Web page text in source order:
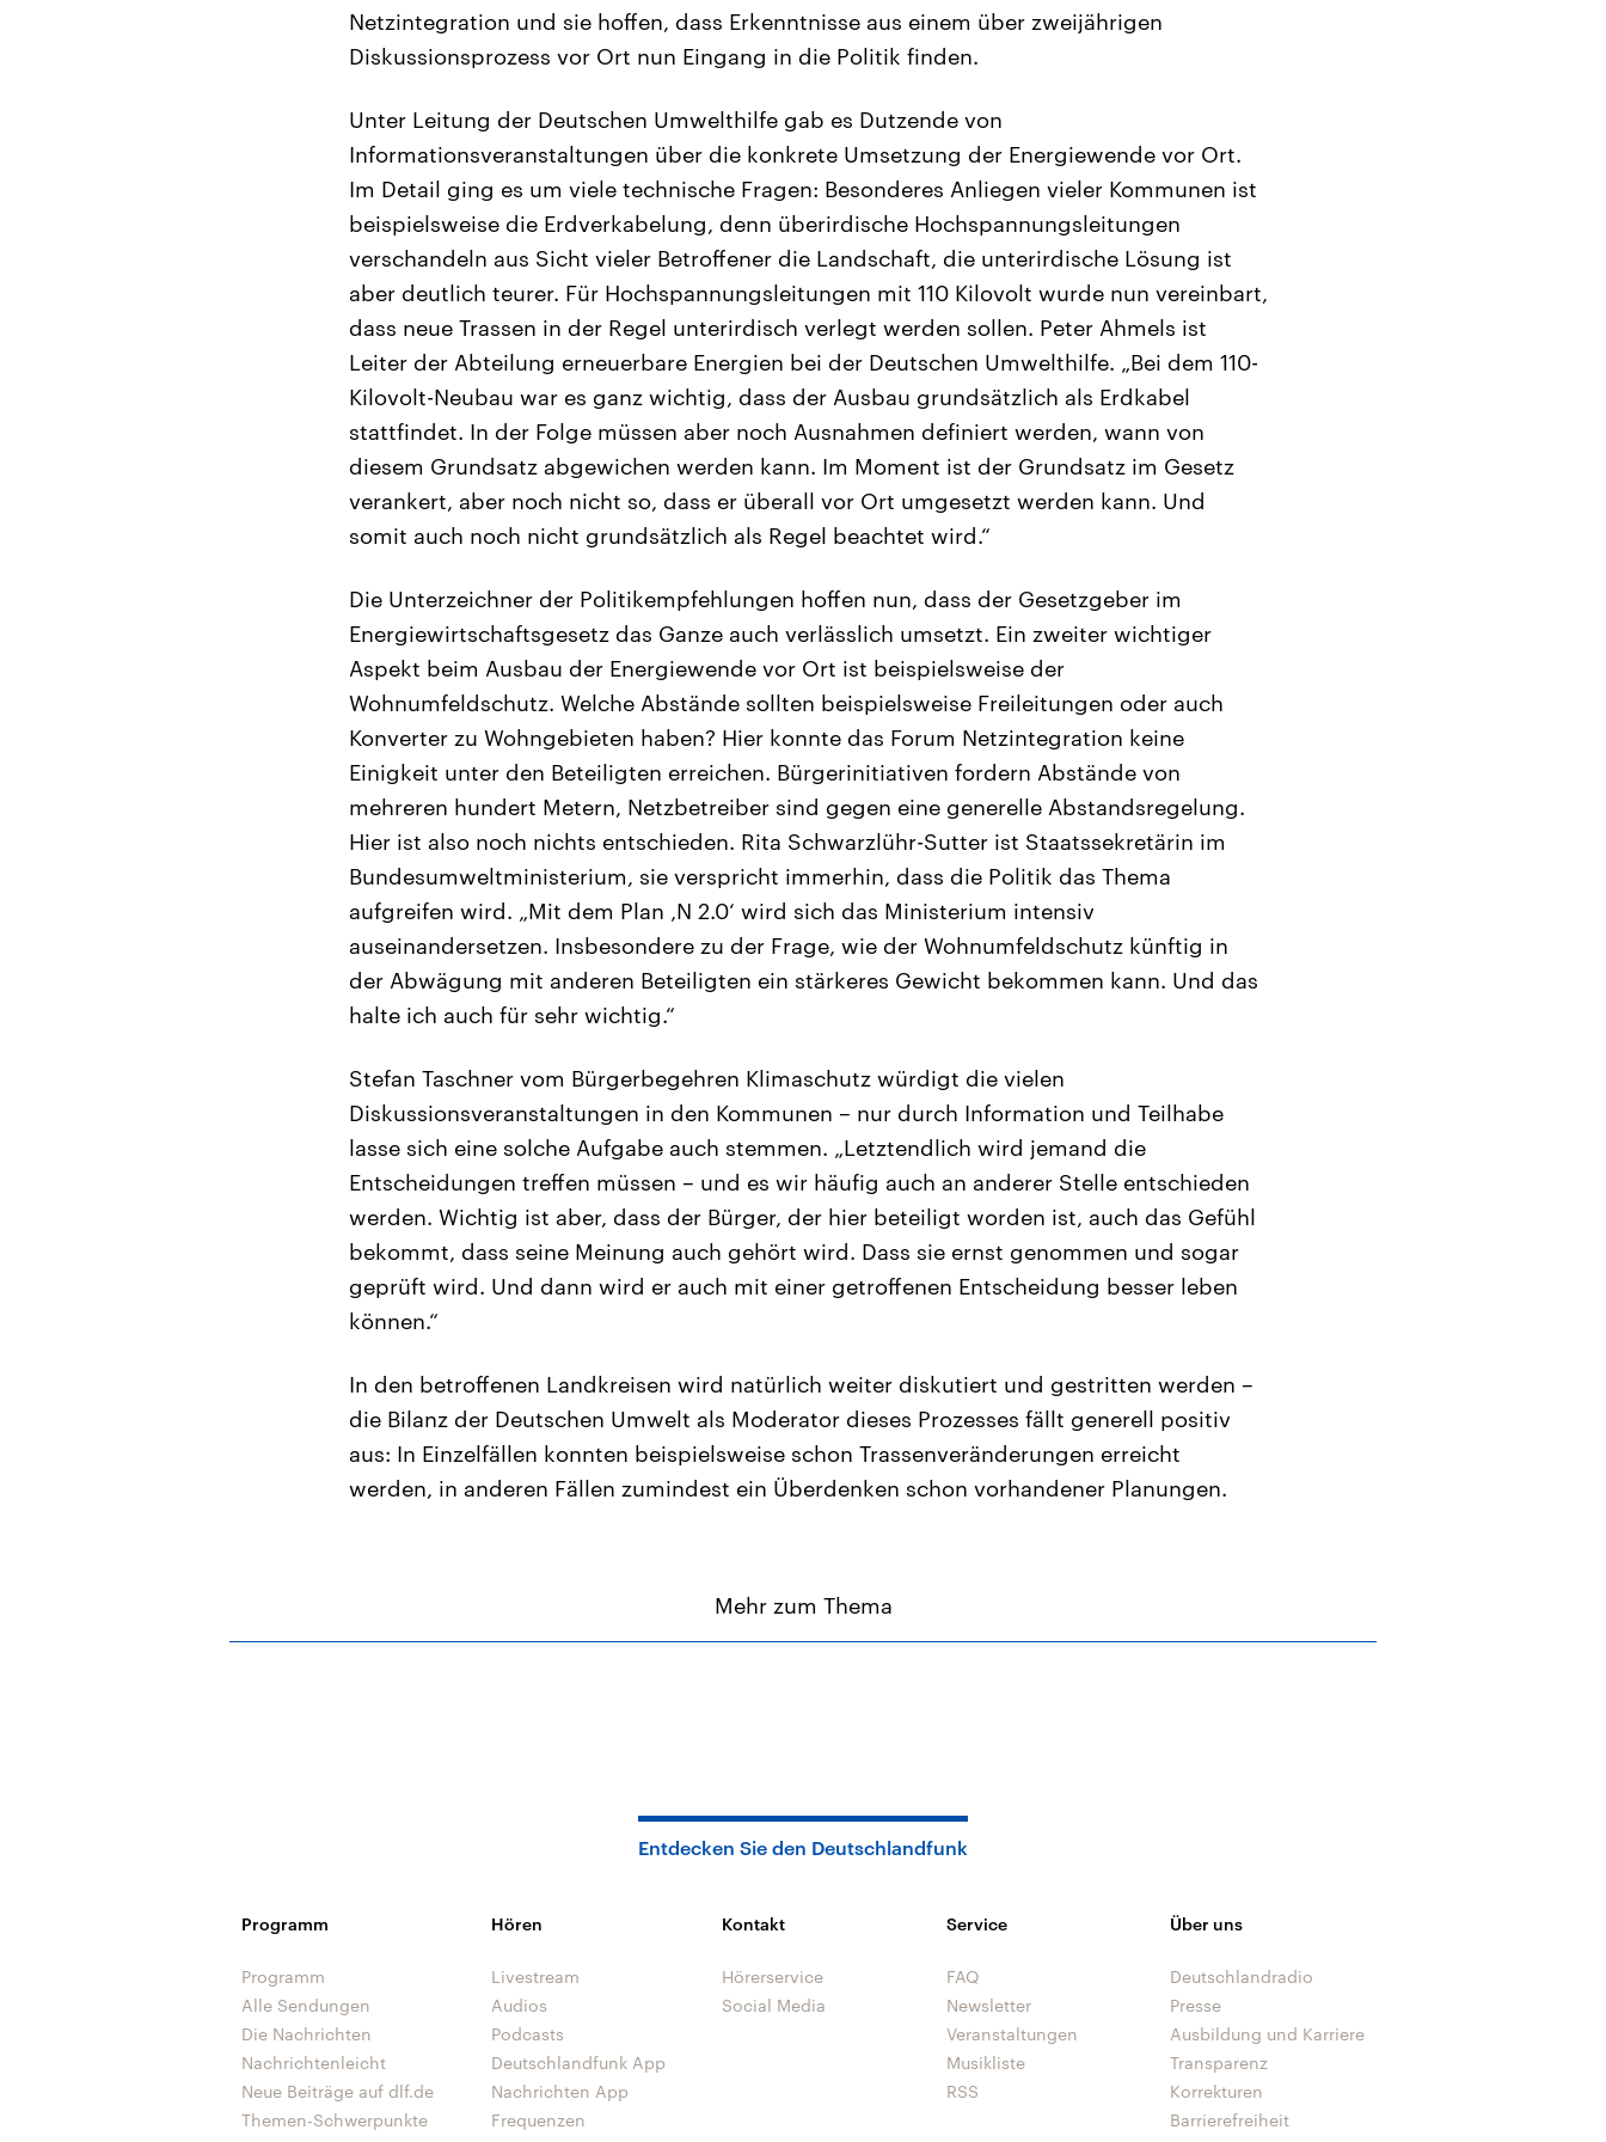
Netzintegration und sie hoffen, dass Erkenntnisse aus einem über zweijährigen
Diskussionsprozess vor Ort nun Eingang in die Politik finden.
Unter Leitung der Deutschen Umwelthilfe gab es Dutzende von
Informationsveranstaltungen über die konkrete Umsetzung der Energiewende vor Ort.
Im Detail ging es um viele technische Fragen: Besonderes Anliegen vieler Kommunen ist
beispielsweise die Erdverkabelung, denn überirdische Hochspannungsleitungen
verschandeln aus Sicht vieler Betroffener die Landschaft, die unterirdische Lösung ist
aber deutlich teurer. Für Hochspannungsleitungen mit 110 Kilovolt wurde nun vereinbart,
dass neue Trassen in der Regel unterirdisch verlegt werden sollen. Peter Ahmels ist
Leiter der Abteilung erneuerbare Energien bei der Deutschen Umwelthilfe. „Bei dem 110-
Kilovolt-Neubau war es ganz wichtig, dass der Ausbau grundsätzlich als Erdkabel
stattfindet. In der Folge müssen aber noch Ausnahmen definiert werden, wann von
diesem Grundsatz abgewichen werden kann. Im Moment ist der Grundsatz im Gesetz
verankert, aber noch nicht so, dass er überall vor Ort umgesetzt werden kann. Und
somit auch noch nicht grundsätzlich als Regel beachtet wird.“
Die Unterzeichner der Politikempfehlungen hoffen nun, dass der Gesetzgeber im
Energiewirtschaftsgesetz das Ganze auch verlässlich umsetzt. Ein zweiter wichtiger
Aspekt beim Ausbau der Energiewende vor Ort ist beispielsweise der
Wohnumfeldschutz. Welche Abstände sollten beispielsweise Freileitungen oder auch
Konverter zu Wohngebieten haben? Hier konnte das Forum Netzintegration keine
Einigkeit unter den Beteiligten erreichen. Bürgerinitiativen fordern Abstände von
mehreren hundert Metern, Netzbetreiber sind gegen eine generelle Abstandsregelung.
Hier ist also noch nichts entschieden. Rita Schwarzlühr-Sutter ist Staatssekretärin im
Bundesumweltministerium, sie verspricht immerhin, dass die Politik das Thema
aufgreifen wird. „Mit dem Plan ‚N 2.0‘ wird sich das Ministerium intensiv
auseinandersetzen. Insbesondere zu der Frage, wie der Wohnumfeldschutz künftig in
der Abwägung mit anderen Beteiligten ein stärkeres Gewicht bekommen kann. Und das
halte ich auch für sehr wichtig.“
Stefan Taschner vom Bürgerbegehren Klimaschutz würdigt die vielen
Diskussionsveranstaltungen in den Kommunen – nur durch Information und Teilhabe
lasse sich eine solche Aufgabe auch stemmen. „Letztendlich wird jemand die
Entscheidungen treffen müssen – und es wir häufig auch an anderer Stelle entschieden
werden. Wichtig ist aber, dass der Bürger, der hier beteiligt worden ist, auch das Gefühl
bekommt, dass seine Meinung auch gehört wird. Dass sie ernst genommen und sogar
geprüft wird. Und dann wird er auch mit einer getroffenen Entscheidung besser leben
können.“
In den betroffenen Landkreisen wird natürlich weiter diskutiert und gestritten werden –
die Bilanz der Deutschen Umwelt als Moderator dieses Prozesses fällt generell positiv
aus: In Einzelfällen konnten beispielsweise schon Trassenveränderungen erreicht
werden, in anderen Fällen zumindest ein Überdenken schon vorhandener Planungen.
Mehr zum Thema
Entdecken Sie den Deutschlandfunk
Programm
Programm
Alle Sendungen
Die Nachrichten
Nachrichtenleicht
Neue Beiträge auf dlf.de
Themen-Schwerpunkte
Hören
Livestream
Audios
Podcasts
Deutschlandfunk App
Nachrichten App
Frequenzen
Kontakt
Hörerservice
Social Media
Service
FAQ
Newsletter
Veranstaltungen
Musikliste
RSS
Über uns
Deutschlandradio
Presse
Ausbildung und Karriere
Transparenz
Korrekturen
Barrierefreiheit